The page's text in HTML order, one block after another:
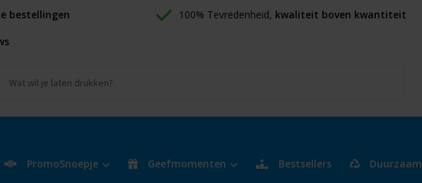
bestellingen 100% Tevredenheid, kwaliteit boven kwantiteit
PromoSnoepje Geefmomenten Bestsellers Duurzaam